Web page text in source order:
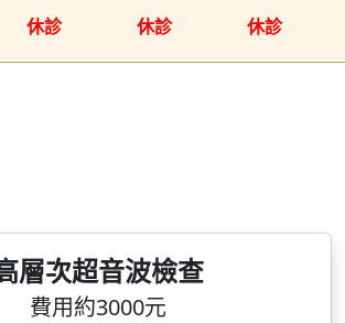
休診 休診 休診
層次超音波檢查
費用約3000元